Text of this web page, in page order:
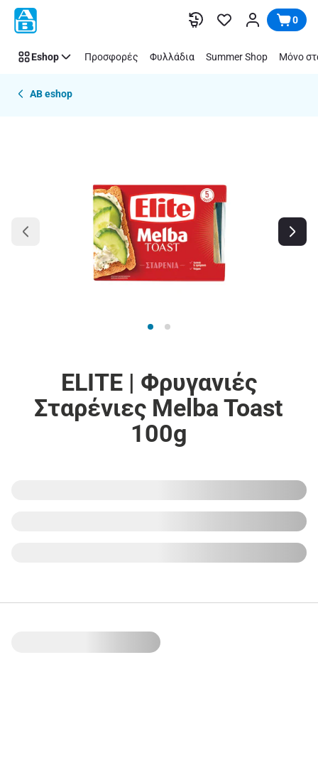
Παράλειψη 0
Eshop Προσφορές Φυλλάδια Summer Shop Μόνο
AB eshop
ELITE | Φρυγανιές
Σταρένιες Melba Toast
100g